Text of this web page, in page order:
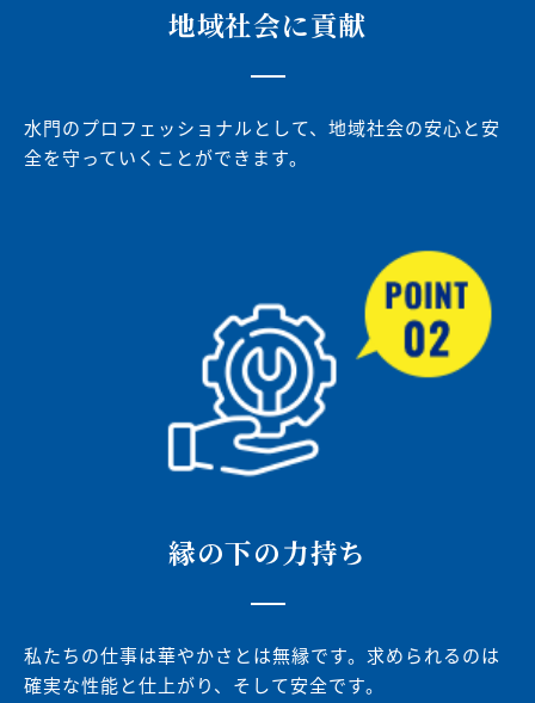
地域社会に貢献
水門のプロフェッショナルとして、地域社会の安心と安
全を守っていくことができます。
縁の下の力持ち
私たちの仕事は華やかさとは無縁です。求められるのは
確実な性能と仕上がり、そして安全です。